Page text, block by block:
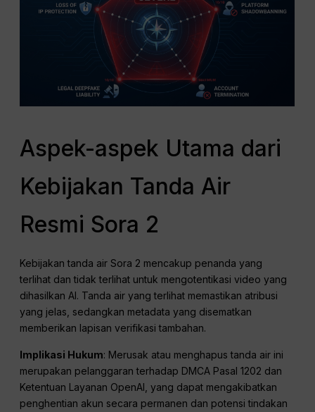
Aspek-aspek Utama dari
Kebijakan Tanda Air
Resmi Sora 2
Kebijakan tanda air Sora 2 mencakup penanda yang
terlihat dan tidak terlihat untuk mengotentikasi video yang
dihasilkan AI. Tanda air yang terlihat memastikan atribusi
yang jelas, sedangkan metadata yang disematkan
memberikan lapisan verifikasi tambahan.
Implikasi Hukum: Merusak atau menghapus tanda air ini
merupakan pelanggaran terhadap DMCA Pasal 1202 dan
Ketentuan Layanan OpenAI, yang dapat mengakibatkan
penghentian akun secara permanen dan potensi tindakan